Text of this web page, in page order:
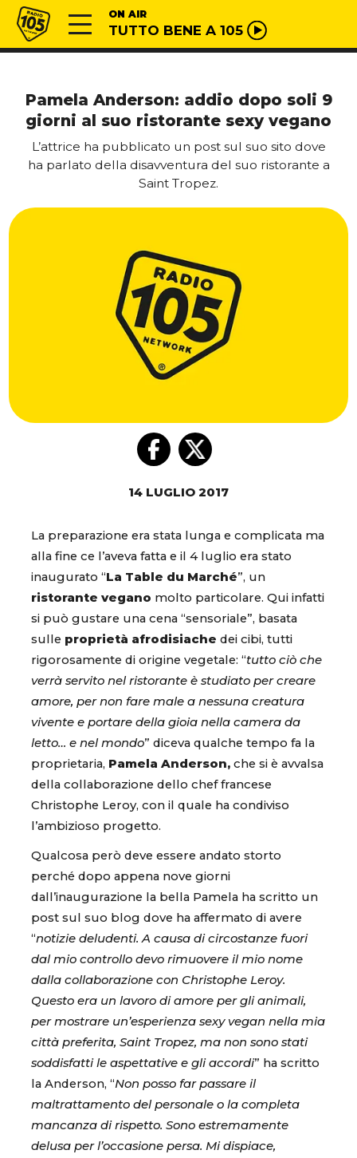
Vai al contenuto
Radio 105 ON AIR
TUTTO BENE A 105
Pamela Anderson: addio dopo soli 9
giorni al suo ristorante sexy vegano
L’attrice ha pubblicato un post sul suo sito dove
ha parlato della disavventura del suo ristorante a
Saint Tropez.
14 LUGLIO 2017
La preparazione era stata lunga e complicata ma
alla fine ce l’aveva fatta e il 4 luglio era stato
inaugurato “La Table du Marché”, un
ristorante vegano molto particolare. Qui infatti
si può gustare una cena “sensoriale”, basata
sulle proprietà afrodisiache dei cibi, tutti
rigorosamente di origine vegetale: “tutto ciò che
verrà servito nel ristorante è studiato per creare
amore, per non fare male a nessuna creatura
vivente e portare della gioia nella camera da
letto… e nel mondo” diceva qualche tempo fa la
proprietaria, Pamela Anderson, che si è avvalsa
della collaborazione dello chef francese
Christophe Leroy, con il quale ha condiviso
l’ambizioso progetto.
Qualcosa però deve essere andato storto
perché dopo appena nove giorni
dall’inaugurazione la bella Pamela ha scritto un
post sul suo blog dove ha affermato di avere
“notizie deludenti. A causa di circostanze fuori
dal mio controllo devo rimuovere il mio nome
dalla collaborazione con Christophe Leroy.
Questo era un lavoro di amore per gli animali,
per mostrare un’esperienza sexy vegan nella mia
città preferita, Saint Tropez, ma non sono stati
soddisfatti le aspettative e gli accordi” ha scritto
la Anderson, “Non posso far passare il
maltrattamento del personale o la completa
mancanza di rispetto. Sono estremamente
delusa per l’occasione persa. Mi dispiace,